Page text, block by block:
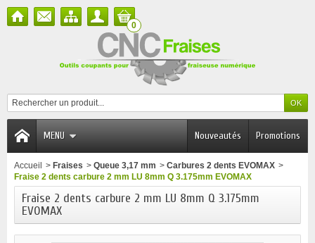
0
MENU Promotions
Nouveautés
Accueil > Fraises > Queue 3,17 mm > Carbures 2 dents EVOMAX >
Fraise 2 dents carbure 2 mm LU 8mm Q 3.175mm EVOMAX
Fraise 2 dents carbure 2 mm LU 8mm Q 3.175mm
EVOMAX